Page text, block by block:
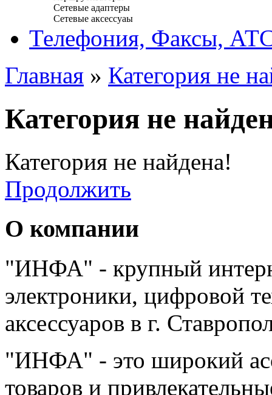
Сетевые адаптеры
Сетевые аксессуаы
Телефония, Факсы,
Главная » Категория не
Категория не
Категория не найдена!
Продолжить
О компании
"ИНФА" - крупный
электроники, цифровой
аксессуаров в г.
"ИНФА" - это широкий
товаров и